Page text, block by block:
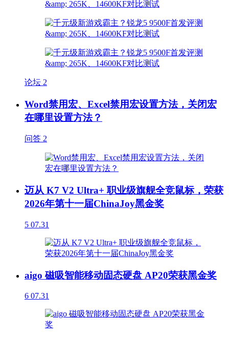
论坛 2
Word禁用宏、Excel禁用宏设置方法，关闭宏
在哪里设置方法？
问答 2
迈从 K7 V2 Ultra+ 职业级旗舰全竞鼠标，荣获
2026年第十一届ChinaJoy黑金奖
5 07.31
aigo 磁吸智能移动固态硬盘 AP20荣获黑金奖
6 07.31